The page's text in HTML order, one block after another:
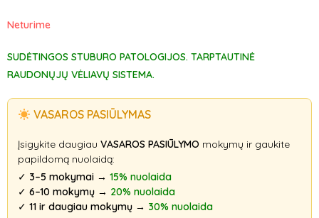
Neturime
SUDĖTINGOS STUBURO PATOLOGIJOS. TARPTAUTINĖ
RAUDONŲJŲ VĖLIAVŲ SISTEMA.
VASAROS PASIŪLYMAS
Įsigykite daugiau VASAROS PASIŪLYMO mokymų ir gaukite
papildomą nuolaidą:
✓ 3–5 mokymai → 15% nuolaida
✓ 6–10 mokymų → 20% nuolaida
✓ 11 ir daugiau mokymų → 30% nuolaida